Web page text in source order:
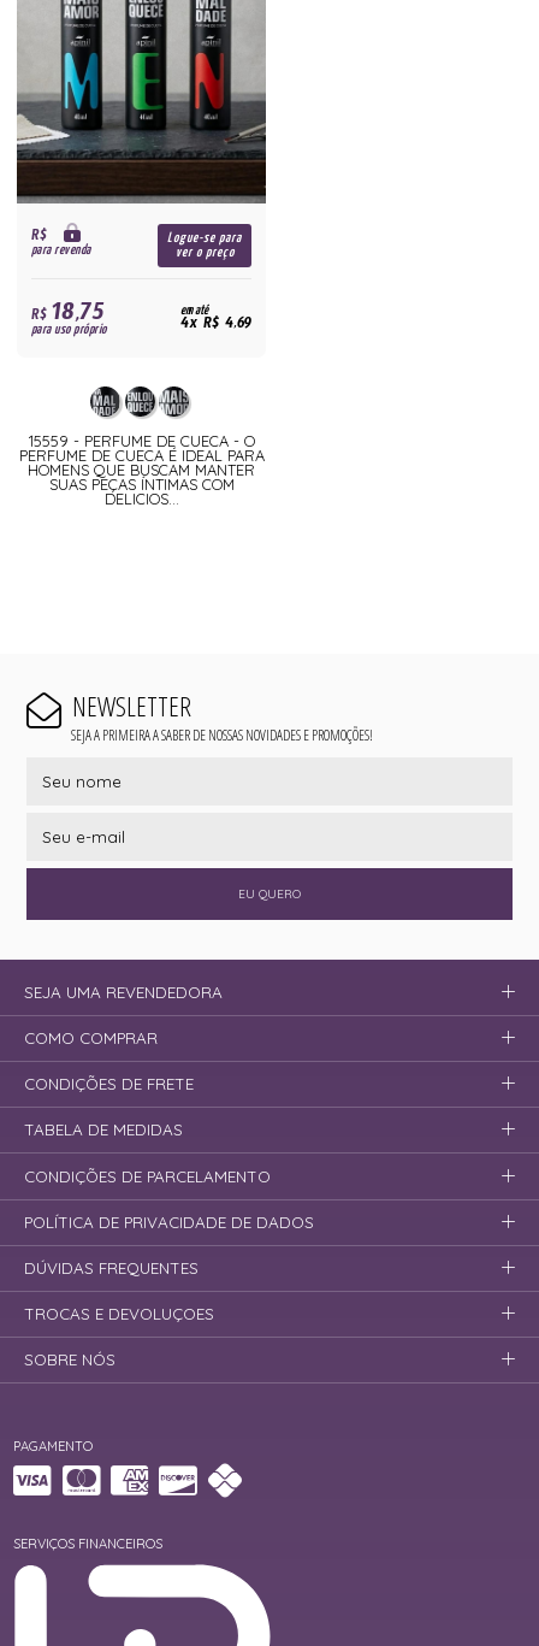
R$
para revenda
Logue-se para
ver o preço
R$18,75
para uso próprio
em até
4x R$ 4,69
15559 - PERFUME DE CUECA - O
PERFUME DE CUECA É IDEAL PARA
HOMENS QUE BUSCAM MANTER
SUAS PEÇAS ÍNTIMAS COM
DELICIOS...
NEWSLETTER
SEJA A PRIMEIRA A SABER DE NOSSAS NOVIDADES E PROMOÇÕES!
EU QUERO
PAGAMENTO
SERVIÇOS FINANCEIROS
SEJA UMA REVENDEDORA
COMO COMPRAR
CONDIÇÕES DE FRETE
TABELA DE MEDIDAS
CONDIÇÕES DE PARCELAMENTO
POLÍTICA DE PRIVACIDADE DE DADOS
DÚVIDAS FREQUENTES
TROCAS E DEVOLUÇOES
SOBRE NÓS